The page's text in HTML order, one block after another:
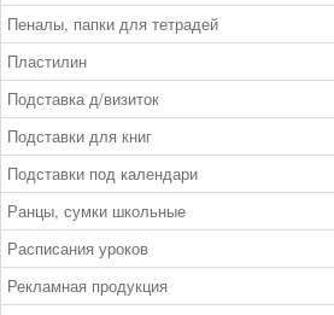
Пеналы, папки для тетрадей
Пластилин
Подставка д/визиток
Подставки для книг
Подставки под календари
Ранцы, сумки школьные
Расписания уроков
Рекламная продукция